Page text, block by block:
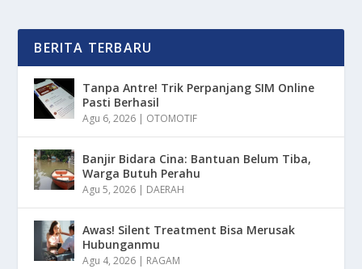
BERITA TERBARU
Tanpa Antre! Trik Perpanjang SIM Online
Pasti Berhasil
Agu 6, 2026 | OTOMOTIF
Banjir Bidara Cina: Bantuan Belum Tiba,
Warga Butuh Perahu
Agu 5, 2026 | DAERAH
Awas! Silent Treatment Bisa Merusak
Hubunganmu
Agu 4, 2026 | RAGAM